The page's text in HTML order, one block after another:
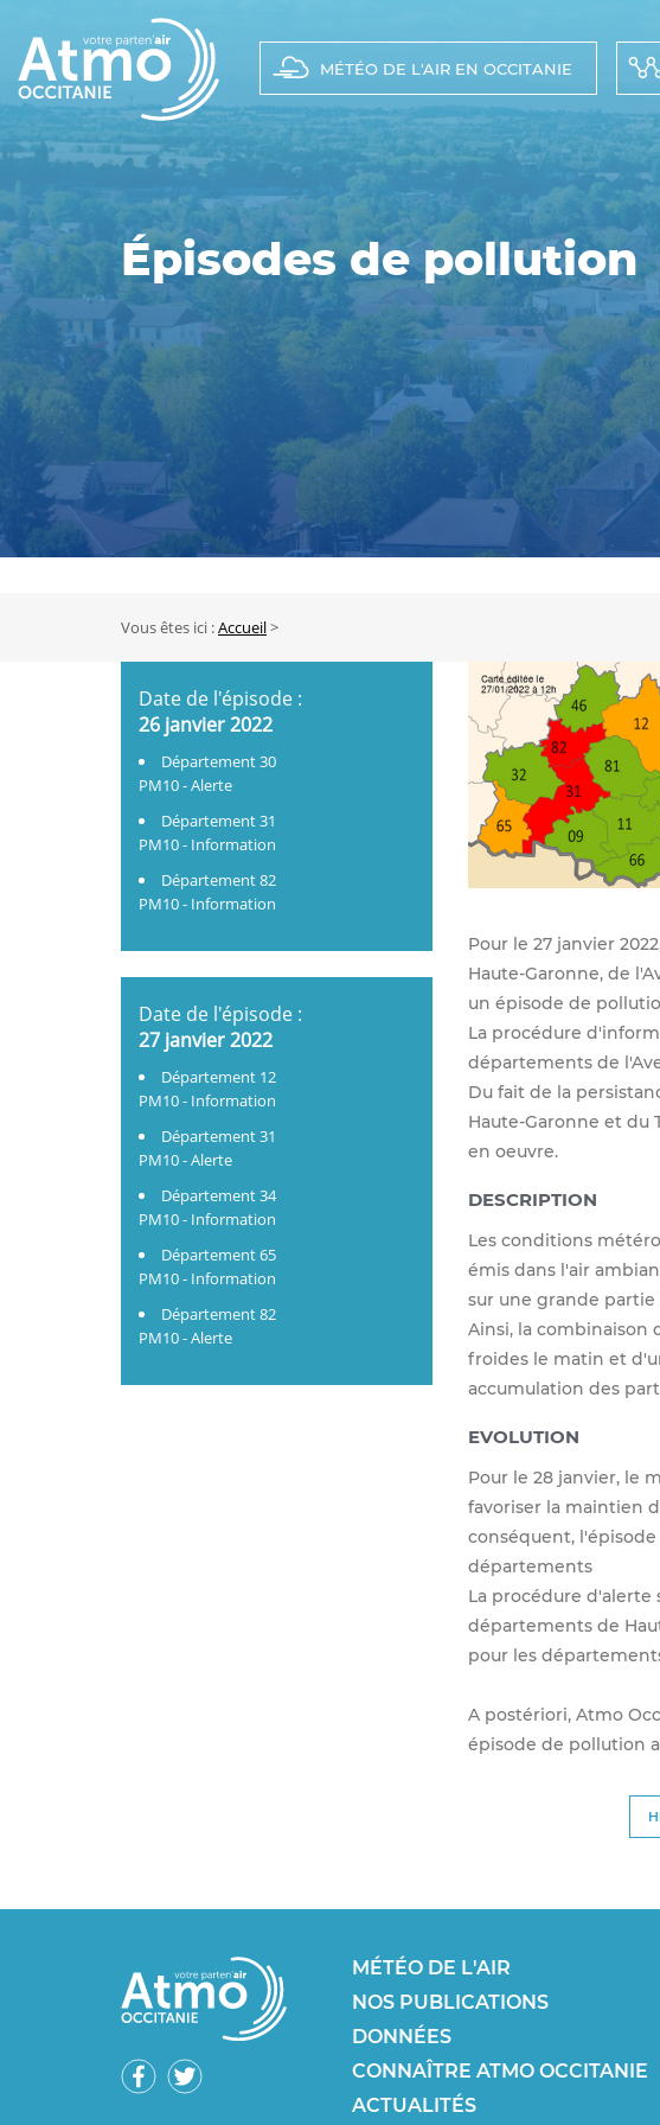
Main
navigation
MÉTÉO DE L'AIR EN OCCITANIE
Épisodes de pollution
Vous êtes ici :Fil
d'Ariane
Accueil
Date de l'épisode :
26 janvier 2022
Département 30
PM10 - Alerte
Département 31
PM10 - Information
Département 82
PM10 - Information
Date de l'épisode :
27 janvier 2022
Département 12
PM10 - Information
Département 31
PM10 - Alerte
Département 34
PM10 - Information
Département 65
PM10 - Information
Département 82
PM10 - Alerte
Pour le 27 janvier
Haute-Garonne, de
un épisode de
La procédure
départements de
Du fait de la
Haute-Garonne et du
en oeuvre.
DESCRIPTION
Les conditions
émis dans l'air
sur une grande partie
Ainsi, la combinaison
froides le matin et
accumulation des
EVOLUTION
Pour le 28 janvier, le
favoriser la maintien
conséquent,
départements
La procédure d'alerte
départements de
pour les
A postériori, Atmo
épisode de pollution
Réseaux
Footer
SEO
MÉTÉO DE L'AIR
NOS PUBLICATIONS
DONNÉES
CONNAÎTRE ATMO OCCITANIE
ACTUALITÉS
Panneau de gestion des cookies